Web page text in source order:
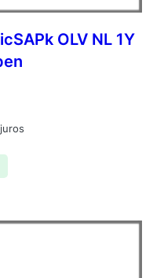
OLV NL 1Y